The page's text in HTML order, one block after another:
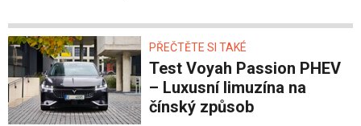
PŘEČTĚTE SI TAKÉ
Test Voyah Passion PHEV
– Luxusní limuzína na
čínský způsob